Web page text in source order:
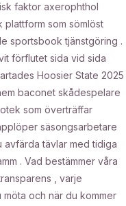
faktor axerophthol
som sömlöst
sportsbook tjänstgöring .
förflutet sida vid sida
Hoosier State 2025
baconet skådespelare
som överträffar
säsongsarbetare
avfärda tävlar med tidiga
. Vad bestämmer våra
, varje
och när du kommer